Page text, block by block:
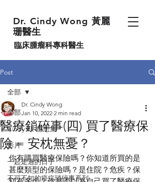
Dr. Cindy Wong黃麗
珊醫生
臨床腫瘤科專科醫生
Post
全部
Cindy EE 感想集
影片
一起走過的日子
不可不知的癌症瑣碎事系列
全部
醫療鎖碎事(四) 買了醫療保
險 = 安枕無憂？
Dr. Cindy Wong
Jan 10, 2022 2 min read
你有購買醫療保險嗎？你知道所買的是
甚麼類型的保險嗎？是住院？危疾？保